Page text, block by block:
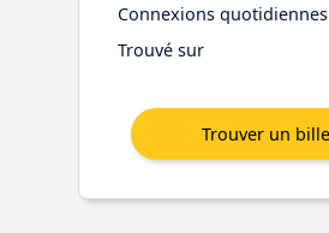
Connexions quotidiennes
Trouvé sur